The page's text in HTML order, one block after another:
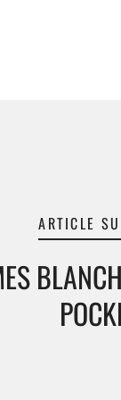
ARTICLE